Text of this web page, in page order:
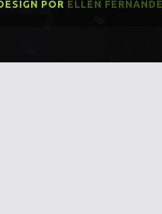
POR ELLEN